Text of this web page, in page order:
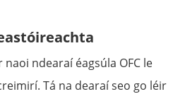
ndearaí éagsúla OFC le
Tá na dearaí seo go léir